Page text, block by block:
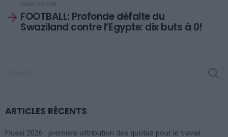
Next article
FOOTBALL: Profonde défaite du
Swaziland contre l’Egypte: dix buts à 0!
ARTICLES RÉCENTS
Flussi 2026 : première attribution des quotas pour le travail